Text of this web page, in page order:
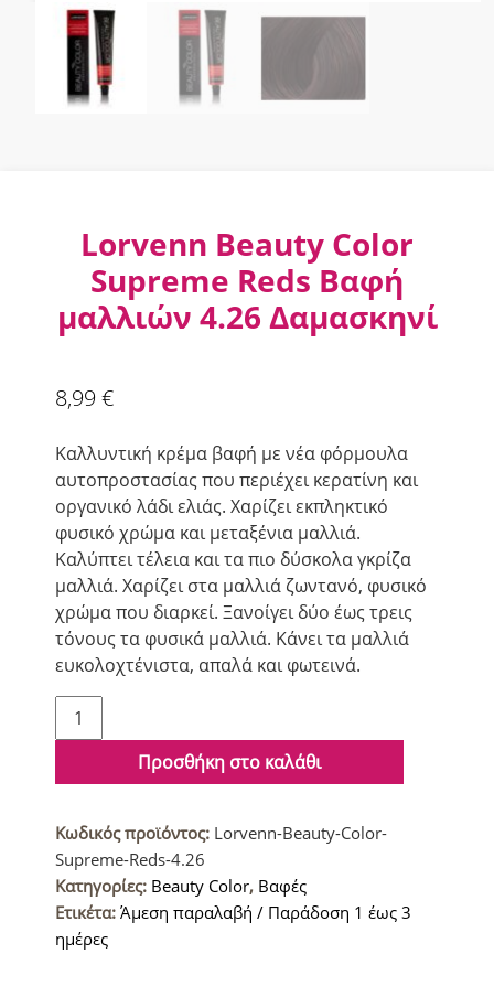
Lorvenn Beauty Color
Supreme Reds Βαφή
μαλλιών 4.26 Δαμασκηνί
8,99 €
Καλλυντική κρέμα βαφή με νέα φόρμουλα
αυτοπροστασίας που περιέχει κερατίνη και
οργανικό λάδι ελιάς. Χαρίζει εκπληκτικό
φυσικό χρώμα και μεταξένια μαλλιά.
Καλύπτει τέλεια και τα πιο δύσκολα γκρίζα
μαλλιά. Χαρίζει στα μαλλιά ζωντανό, φυσικό
χρώμα που διαρκεί. Ξανοίγει δύο έως τρεις
τόνους τα φυσικά μαλλιά. Κάνει τα μαλλιά
ευκολοχτένιστα, απαλά και φωτεινά.
Lorvenn
Beauty
Supreme
Βαφή
μαλλιών
4.26
Δαμασκηνί
ποσότητα
Προσθήκη στο καλάθι
Κωδικός προϊόντος: Lorvenn-Beauty-Color-
Supreme-Reds-4.26
Κατηγορίες: Beauty Color, Βαφές
Ετικέτα: Άμεση παραλαβή / Παράδοση 1 έως 3
ημέρες